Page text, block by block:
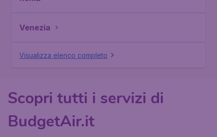
Venezia
Visualizza elenco completo
Scopri tutti i servizi di
BudgetAir.it